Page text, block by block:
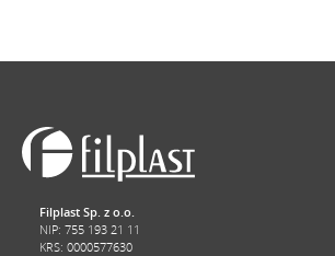
Filplast Sp. z o.o.
NIP: 755 193 21 11
KRS: 0000577630